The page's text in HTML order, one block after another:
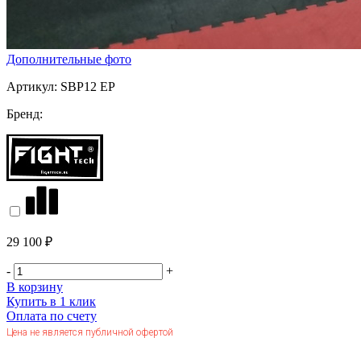
Дополнительные фото
Артикул: SBP12 EP
Бренд:
29 100 ₽
-
+
В корзину
Купить в 1 клик
Оплата по счету
Цена не является публичной офертой